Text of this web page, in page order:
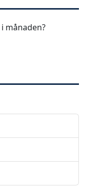
i månaden?